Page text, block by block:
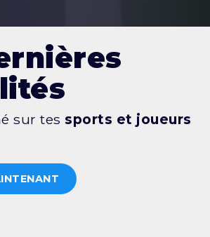
sur tes sports et joueurs